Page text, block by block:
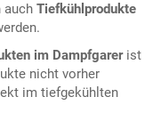
auch Tiefkühlprodukte
im Dampfgarerist
nicht vorher
im tiefgekühlten